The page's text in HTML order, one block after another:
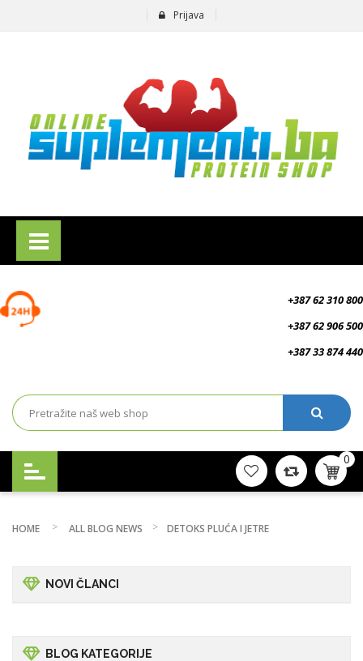
Prijava
+387 62 310 800
+387 62 906 500
+387 33 874 440
0
HOME ALL BLOG NEWS DETOKS PLUĆA I JETRE
NOVI ČLANCI
BLOG KATEGORIJE